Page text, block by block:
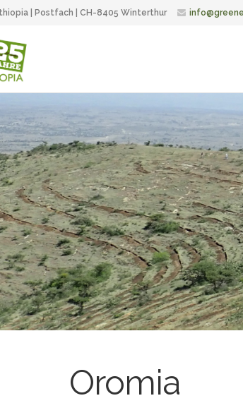
| Postfach | CH-8405 Winterthur
Oromia